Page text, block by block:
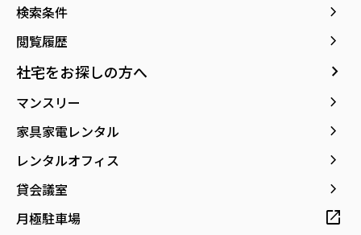
検索条件 keyboard_arrow_right
閲覧履歴 keyboard_arrow_right
社宅をお探しの方へ keyboard_arrow_right
マンスリー keyboard_arrow_right
家具家電レンタル keyboard_arrow_right
レンタルオフィス keyboard_arrow_right
貸会議室 keyboard_arrow_right
月極駐車場 open_in_new